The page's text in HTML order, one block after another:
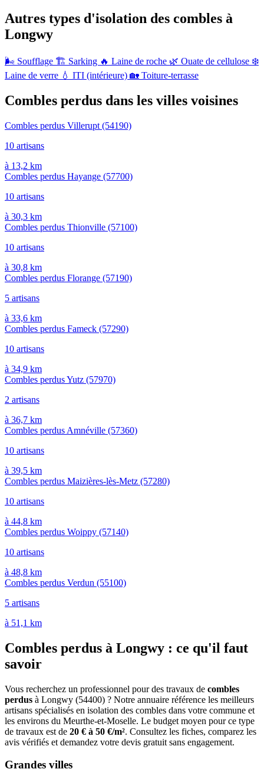
Autres types d'isolation des combles à
Longwy
🌬️ Soufflage 🏗️ Sarking 🔥 Laine de roche 🌿 Ouate de cellulose ❄️
Laine de verre 💧 ITI (intérieure) 🏡 Toiture-terrasse
Combles perdus dans les villes voisines
Combles perdus Villerupt (54190)
10 artisans
à 13,2 km
Combles perdus Hayange (57700)
10 artisans
à 30,3 km
Combles perdus Thionville (57100)
10 artisans
à 30,8 km
Combles perdus Florange (57190)
5 artisans
à 33,6 km
Combles perdus Fameck (57290)
10 artisans
à 34,9 km
Combles perdus Yutz (57970)
2 artisans
à 36,7 km
Combles perdus Amnéville (57360)
10 artisans
à 39,5 km
Combles perdus Maizières-lès-Metz (57280)
10 artisans
à 44,8 km
Combles perdus Woippy (57140)
10 artisans
à 48,8 km
Combles perdus Verdun (55100)
5 artisans
à 51,1 km
Combles perdus à Longwy : ce qu'il faut
savoir
Vous recherchez un professionnel pour des travaux de combles
perdus à Longwy (54400) ? Notre annuaire référence les meilleurs
artisans spécialisés en isolation des combles dans votre commune et
les environs du Meurthe-et-Moselle. Le budget moyen pour ce type
de travaux est de 20 € à 50 €/m². Consultez les fiches, comparez les
avis vérifiés et demandez votre devis gratuit sans engagement.
Grandes villes